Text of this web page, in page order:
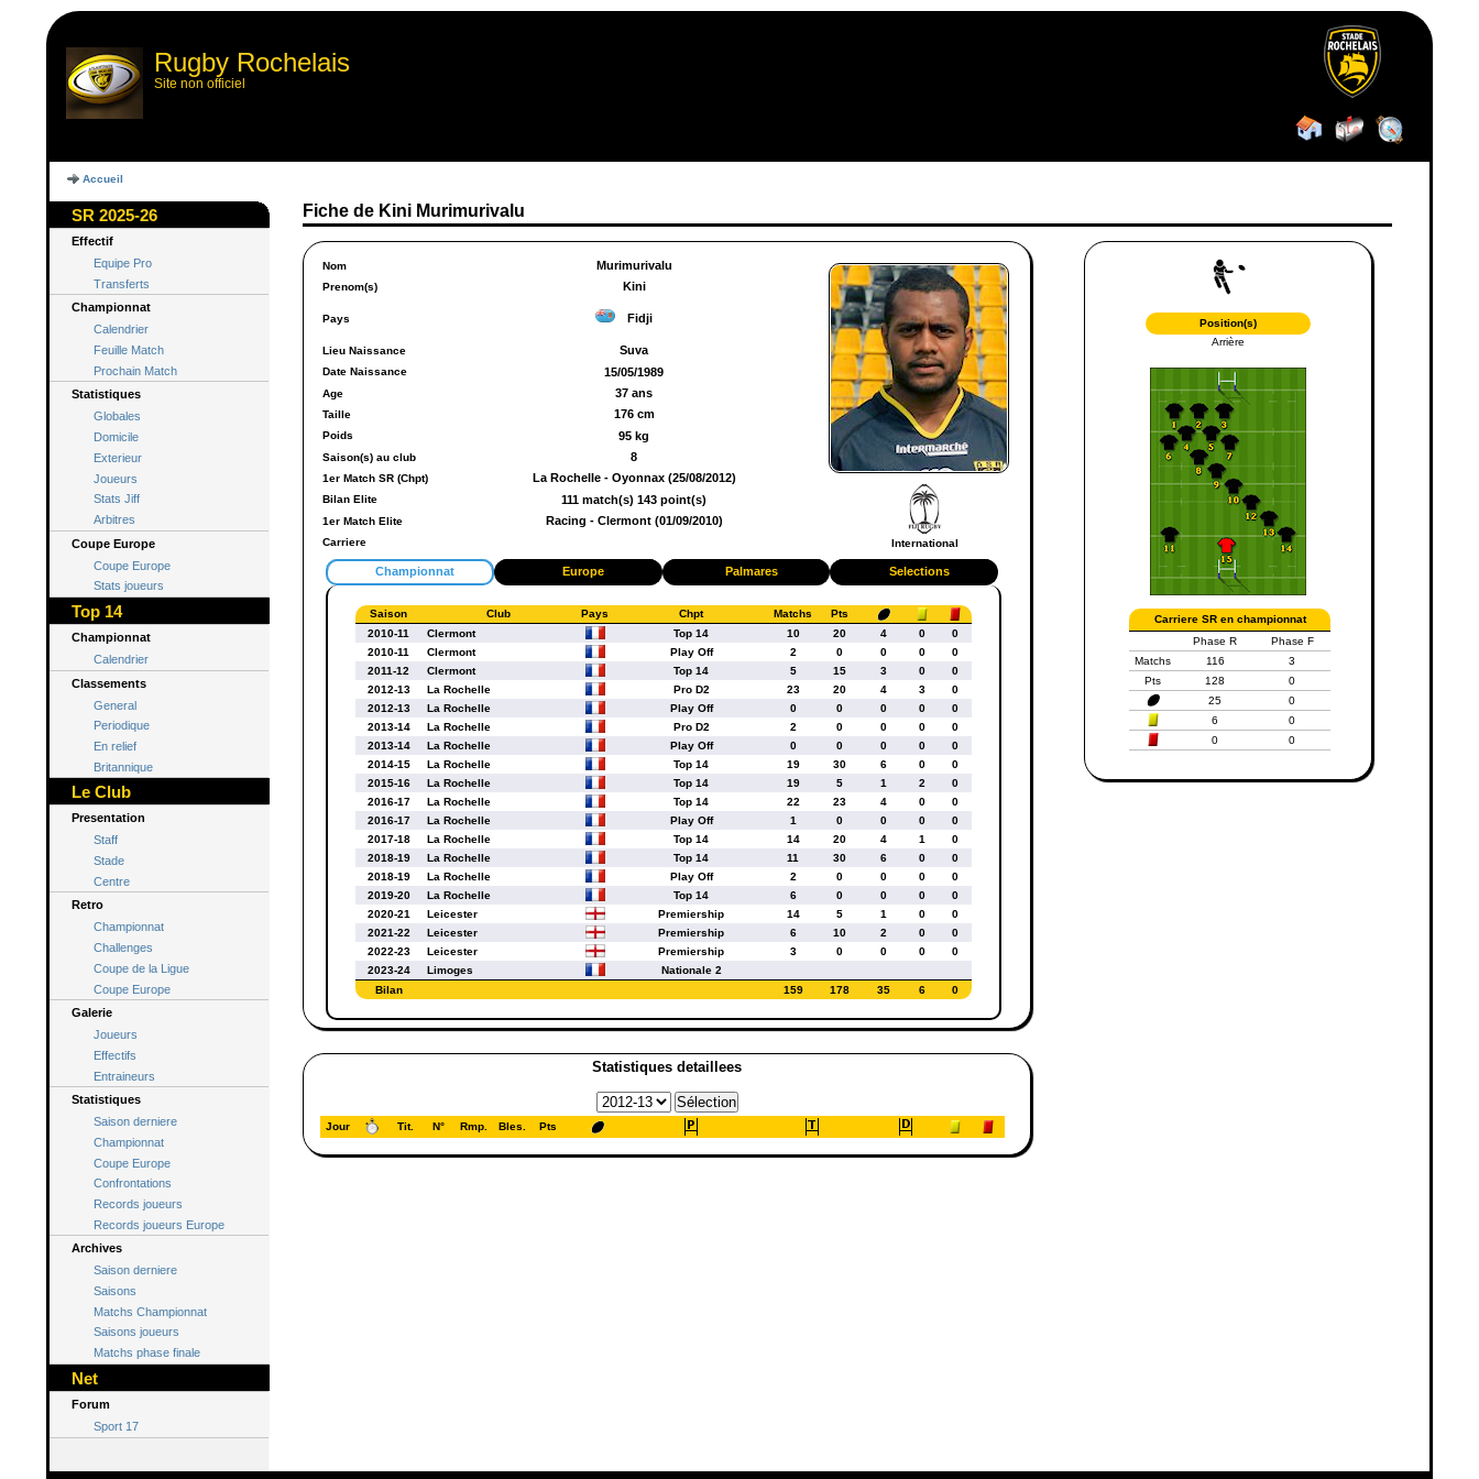
Rugby Rochelais
Site non officiel
Accueil
SR 2025-26
Effectif
Equipe Pro
Transferts
Championnat
Calendrier
Feuille Match
Prochain Match
Statistiques
Globales
Domicile
Exterieur
Joueurs
Stats Jiff
Arbitres
Coupe Europe
Coupe Europe
Stats joueurs
Top 14
Championnat
Calendrier
Classements
General
Periodique
En relief
Britannique
Le Club
Presentation
Staff
Stade
Centre
Retro
Championnat
Challenges
Coupe de la Ligue
Coupe Europe
Galerie
Joueurs
Effectifs
Entraineurs
Statistiques
Saison derniere
Championnat
Coupe Europe
Confrontations
Records joueurs
Records joueurs Europe
Archives
Saison derniere
Saisons
Matchs Championnat
Saisons joueurs
Matchs phase finale
Net
Forum
Sport 17
Fiche de Kini Murimurivalu
Nom Murimurivalu
International
Prenom(s) Kini
Pays Fidji
Lieu Naissance Suva
Date Naissance 15/05/1989
Age 37 ans
Taille 176 cm
Poids 95 kg
Saison(s) au club 8
1er Match SR (Chpt) La Rochelle - Oyonnax (25/08/2012)
Bilan Elite 111 match(s) 143 point(s)
1er Match Elite Racing - Clermont (01/09/2010)
Carriere
Championnat Europe Palmares Selections
Saison Club Pays Chpt Matchs
Pts
2010-11
Clermont Top 14 10 20 4 0
0
2010-11
Clermont Play Off 2 0 0 0
0
2011-12
Clermont Top 14 5 15 3 0
0
2012-13
La Rochelle Pro D2 23 20 4 3
0
2012-13
La Rochelle Play Off 0 0 0 0
0
2013-14
La Rochelle Pro D2 2 0 0 0
0
2013-14
La Rochelle Play Off 0 0 0 0
0
2014-15
La Rochelle Top 14 19 30 6 0
0
2015-16
La Rochelle Top 14 19 5 1 2
0
2016-17
La Rochelle Top 14 22 23 4 0
0
2016-17
La Rochelle Play Off 1 0 0 0
0
2017-18
La Rochelle Top 14 14 20 4 1
0
2018-19
La Rochelle Top 14 11 30 6 0
0
2018-19
La Rochelle Play Off 2 0 0 0
0
2019-20
La Rochelle Top 14 6 0 0 0
0
2020-21
Leicester Premiership 14 5 1 0
0
2021-22
Leicester Premiership 6 10 2 0
0
2022-23
Leicester Premiership 3 0 0 0
0
2023-24
Limoges
Nationale 2
Bilan
159 178 35 6 0
Statistiques detaillees
Jour Tit. N° Rmp. Bles. Pts
Position(s)
Arrière
Carriere SR en championnat
Phase R
Phase F
Matchs
116
3
Pts
128
0
25
0
6
0
0
0